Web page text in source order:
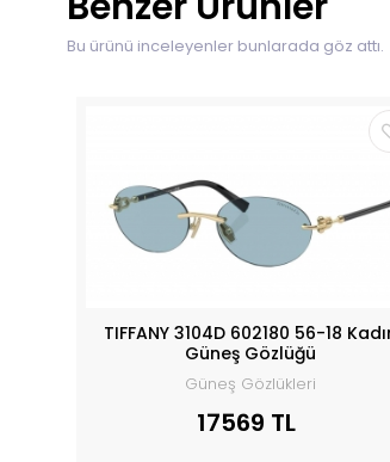
Bu ürünü inceleyenler bunlarada göz attı.
TIFFANY 3104D 602180 56-18
Güneş Gözlüğü
Güneş Gözlükleri
17569 TL